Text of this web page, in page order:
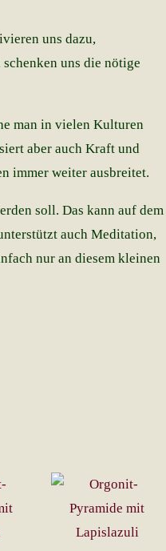
uns dazu,
uns die nötige
man in vielen Kulturen
aber auch Kraft und
immer weiter ausbreitet.
soll. Das kann auf dem
auch Meditation,
nur an diesem kleinen